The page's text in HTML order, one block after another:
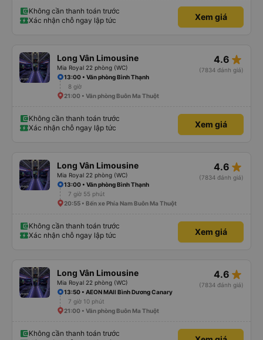
Không cần thanh toán trước
Xác nhận chỗ ngay lập tức
Xem giá
Long Vân Limousine
Mia Royal 22 phòng (WC)
4.6 star_rate
(7834 đánh giá)
13:00 • Văn phòng Bình Thạnh
8 giờ
21:00 • Văn phòng Buôn Ma Thuột
Không cần thanh toán trước
Xác nhận chỗ ngay lập tức
Xem giá
Long Vân Limousine
Mia Royal 22 phòng (WC)
4.6 star_rate
(7834 đánh giá)
13:00 • Văn phòng Bình Thạnh
7 giờ 55 phút
20:55 • Bến xe Phía Nam Buôn Ma Thuột
Không cần thanh toán trước
Xác nhận chỗ ngay lập tức
Xem giá
Long Vân Limousine
Mia Royal 22 phòng (WC)
4.6 star_rate
(7834 đánh giá)
13:50 • AEON MAll Bình Dương Canary
7 giờ 10 phút
21:00 • Văn phòng Buôn Ma Thuột
Không cần thanh toán trước